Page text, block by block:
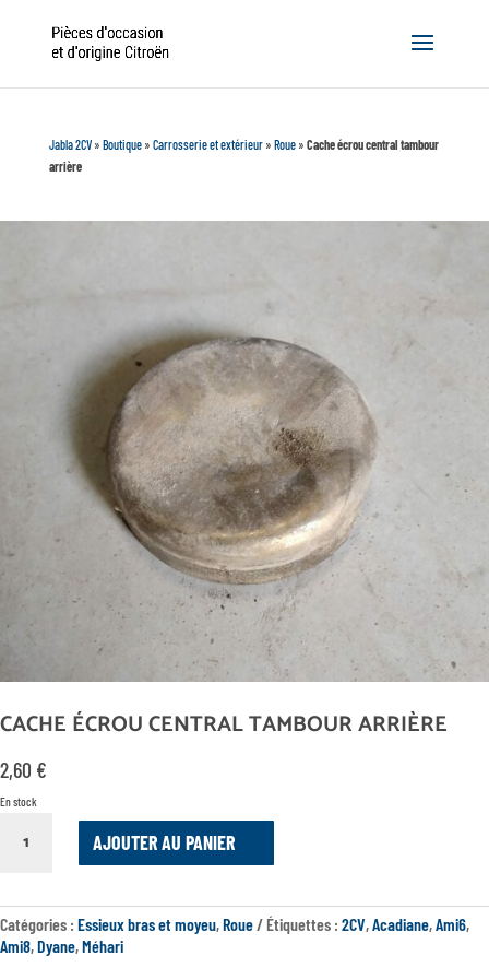
Jabla 2CV» Boutique» Carrosserie et extérieur» Roue» Cache écrou central tambour
arrière
CACHE ÉCROU CENTRAL TAMBOUR ARRIÈRE
2,60 €
En stock
CENTRAL
TAMBOUR
ARRIÈRE
AJOUTER AU PANIER
Catégories : Essieux bras et moyeu,Roue Étiquettes : 2CV,Acadiane,Ami6,
Ami8,Dyane,Méhari